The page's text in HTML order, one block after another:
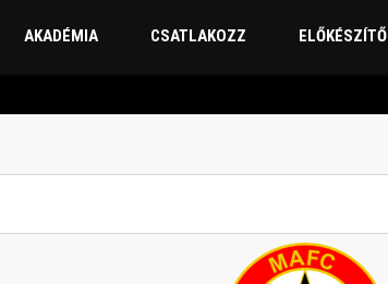
AKADÉMIA CSATLAKOZZ ELŐKÉSZÍTŐ